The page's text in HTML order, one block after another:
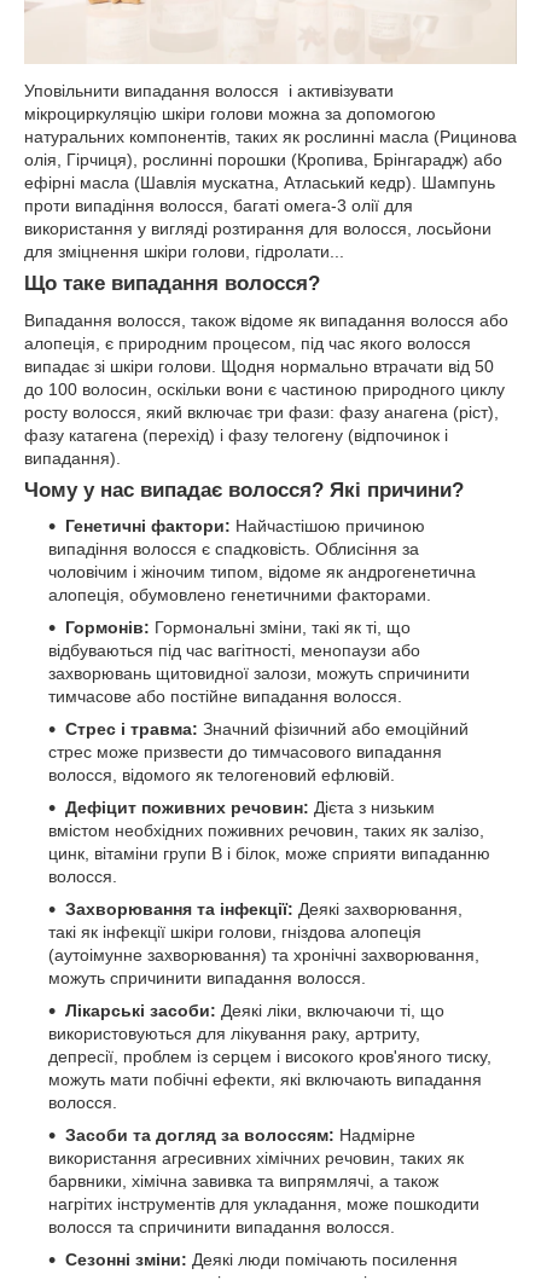
Уповільнити випадання волосся і активізувати
мікроциркуляцію шкіри голови можна за допомогою
натуральних компонентів, таких як рослинні масла (Рицинова
олія, Гірчиця), рослинні порошки (Кропива, Брінгарадж) або
ефірні масла (Шавлія мускатна, Атласький кедр). Шампунь
проти випадіння волосся, багаті омега-3 олії для
використання у вигляді розтирання для волосся, лосьйони
для зміцнення шкіри голови, гідролати...
Що таке випадання волосся?
Випадання волосся, також відоме як випадання волосся або
алопеція, є природним процесом, під час якого волосся
випадає зі шкіри голови. Щодня нормально втрачати від 50
до 100 волосин, оскільки вони є частиною природного циклу
росту волосся, який включає три фази: фазу анагена (ріст),
фазу катагена (перехід) і фазу телогену (відпочинок і
випадання).
Чому у нас випадає волосся? Які причини?
Генетичні фактори: Найчастішою причиною
випадіння волосся є спадковість. Облисіння за
чоловічим і жіночим типом, відоме як андрогенетична
алопеція, обумовлено генетичними факторами.
Гормонів: Гормональні зміни, такі як ті, що
відбуваються під час вагітності, менопаузи або
захворювань щитовидної залози, можуть спричинити
тимчасове або постійне випадання волосся.
Стрес і травма: Значний фізичний або емоційний
стрес може призвести до тимчасового випадання
волосся, відомого як телогеновий ефлювій.
Дефіцит поживних речовин: Дієта з низьким
вмістом необхідних поживних речовин, таких як залізо,
цинк, вітаміни групи В і білок, може сприяти випаданню
волосся.
Захворювання та інфекції: Деякі захворювання,
такі як інфекції шкіри голови, гніздова алопеція
(аутоімунне захворювання) та хронічні захворювання,
можуть спричинити випадання волосся.
Лікарські засоби: Деякі ліки, включаючи ті, що
використовуються для лікування раку, артриту,
депресії, проблем із серцем і високого кров'яного тиску,
можуть мати побічні ефекти, які включають випадання
волосся.
Засоби та догляд за волоссям: Надмірне
використання агресивних хімічних речовин, таких як
барвники, хімічна завивка та випрямлячі, а також
нагрітих інструментів для укладання, може пошкодити
волосся та спричинити випадання волосся.
Сезонні зміни: Деякі люди помічають посилення